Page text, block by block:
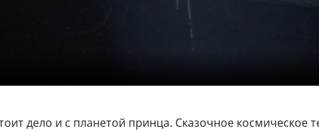
дело и с планетой принца. Сказочное космическое